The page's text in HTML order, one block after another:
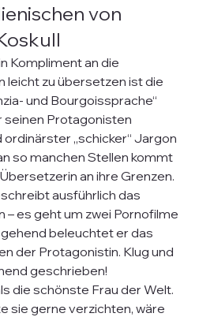
von
Kompliment an die
leicht zu übersetzen ist die
und Bourgoissprache“
seinen Protagonisten
ordinärster „schicker“ Jargon
so manchen Stellen kommt
an ihre Grenzen.
ausführlich das
– es geht um zwei Pornofilme
beleuchtet er das
der Protagonistin. Klug und
geschrieben!
die schönste Frau der Welt.
sie gerne verzichten, wäre